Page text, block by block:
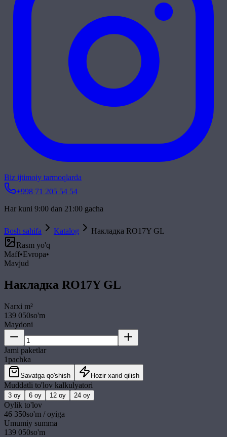
Biz ijtimoiy tarmoqlarda
+998 71 205 54 54
Har kuni 9:00 dan 21:00 gacha
Bosh sahifa Katalog
Накладка RO17Y GL
Rasm yo'q
Maff•Evropa•
Mavjud
Накладка RO17Y GL
Narxi m²
139 050so'm
Maydoni
Jami paketlar
1pachka
Savatga qo'shish Hozir xarid qilish
Muddatli to'lov kalkulyatori
3 oy 6 oy 12 oy 24 oy
Oylik to'lov
46 350so'm / oyiga
Umumiy summa
139 050so'm